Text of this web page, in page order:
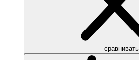
сравнивать